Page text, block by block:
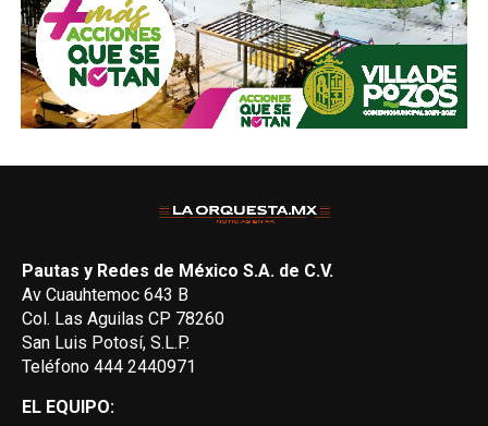
Pautas y Redes de México S.A. de C.V.
Av Cuauhtemoc 643 B
Col. Las Aguilas CP 78260
San Luis Potosí, S.L.P.
Teléfono 444 2440971
EL EQUIPO: